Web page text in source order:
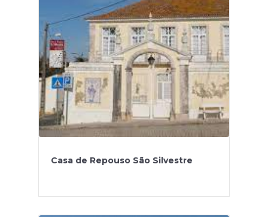
Casa de Repouso São Silvestre